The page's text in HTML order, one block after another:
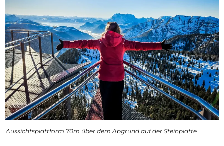
Aussichtsplattform 70m über dem Abgrund auf der Steinplatte